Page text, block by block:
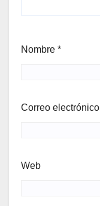
Nombre *
Correo electrónico
Web